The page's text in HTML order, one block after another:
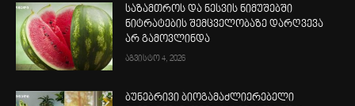
საზამთროს და ნესვის ნიმუშებში
ნიტრატების შემცველობაზე დარღვევა
არ გამოვლინდა
აგვისტო 4, 2026
ბუნებრივი ბიოგამაძლიერებელი